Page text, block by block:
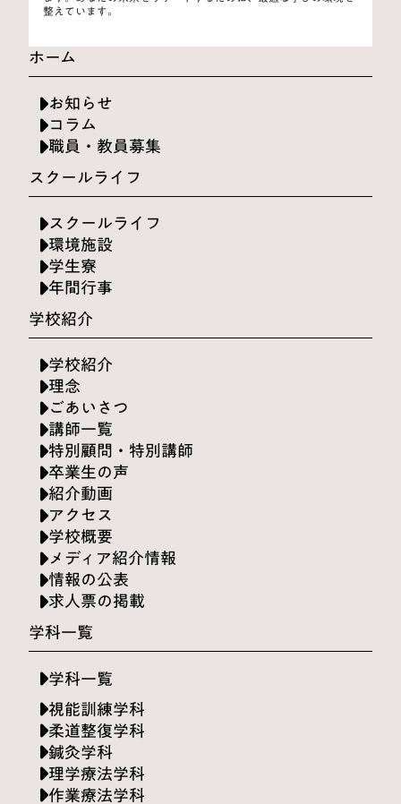
整えています。
ホーム
お知らせ
コラム
職員・教員募集
スクールライフ
スクールライフ
環境施設
学生寮
年間行事
学校紹介
学校紹介
理念
ごあいさつ
講師一覧
特別顧問・特別講師
卒業生の声
紹介動画
アクセス
学校概要
メディア紹介情報
情報の公表
求人票の掲載
学科一覧
学科一覧
視能訓練学科
柔道整復学科
鍼灸学科
理学療法学科
作業療法学科